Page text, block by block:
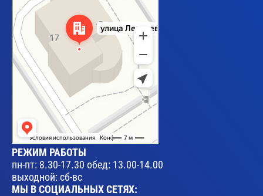
РЕЖИМ РАБОТЫ
пн-пт: 8.30-17.30 обед: 13.00-14.00
выходной: сб-вс
МЫ В СОЦИАЛЬНЫХ СЕТЯХ: